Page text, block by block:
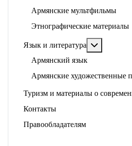
Армянские мультфильмы
Этнографические материалы
Язык и литература
Армянский язык
Армянские художественные
Туризм и материалы о
Контакты
Правообладателям